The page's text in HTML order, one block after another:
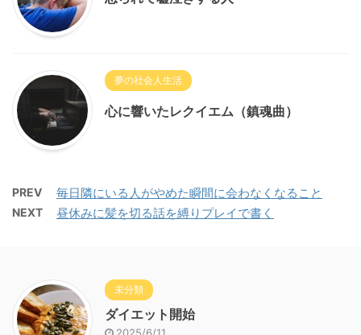
夢の社会人生活
心に響いたレクイエム（鎮魂曲）
PREV 毎日隣にいる人がやめた瞬間に会わなくなること
NEXT 昼休みに髪を切る話を縛りプレイで書く
未分類
ダイエット開始